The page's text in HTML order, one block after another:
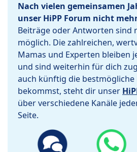
Nach vielen gemeinsamen
unser HiPP Forum nicht
Beiträge oder Antworten sind
möglich. Die zahlreichen,
Mamas und Experten bleiben
und sind weiterhin für dich
auch künftig die bestmögliche
bekommst, steht dir unser
über verschiedene Kanäle
Seite.